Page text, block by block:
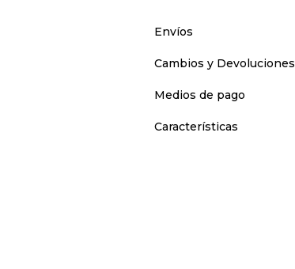
Envíos
Cambios y Devoluciones
Medios de pago
Características